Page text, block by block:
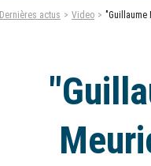
Dernières actus Video "Guillaume